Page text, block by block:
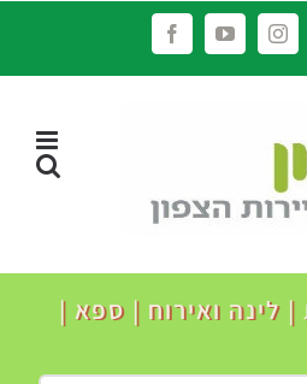
Instagram
YouTube
Facebook
לינה ואירוח | ספא |